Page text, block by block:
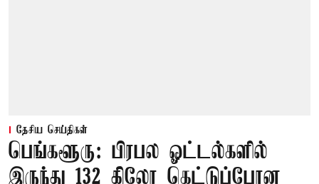
தேசிய செய்திகள்
பெங்களூரு: பிரபல ஓட்டல்களில்
இருந்து 132 கிலோ கெட்டுப்போன